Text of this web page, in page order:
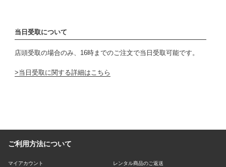
当日受取について
店頭受取の場合のみ、16時までのご注文で当日受取可能です。
当日受取に関する詳細はこちら
ご利用方法について
マイアカウント レンタル商品のご返送